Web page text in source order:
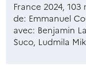
France 2024, 103
de: Emmanuel
avec: Benjamin
Suco, Ludmila